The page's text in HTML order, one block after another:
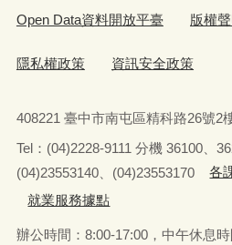
Open Data資料開放平臺 版權
隱私權政策 資訊安全政策
408221 臺中市南屯區精科路26號2
Tel： (04)2228-9111 分機 36100、
(04)23553140、(04)23553170
各
就業服務據點
辦公時間：8:00-17:00，中午休息時